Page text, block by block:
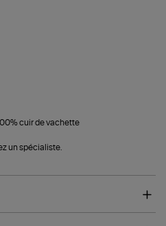
cuir de vachette
un spécialiste.